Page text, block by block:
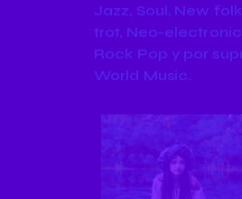
Jazz, Soul, New
trot, Neo-
Rock Pop y por
World Music.